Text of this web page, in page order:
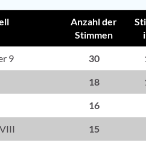
Anzahl der
Stimmen
9 30
18
16
15